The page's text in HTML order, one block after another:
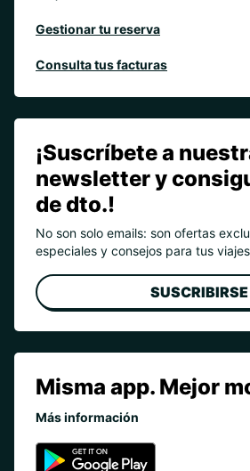
Gestionar tu reserva
Consulta tus facturas
¡Suscríbete a
newsletter y
de dto.!
No son solo emails: son ofertas
especiales y consejos para tus
SUSCRIBIRSE
Misma app. Mejor
Más información